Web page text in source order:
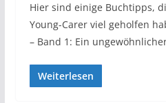
Hier sind einige Buchtipps,
Young-Carer viel geholfen
– Band 1: Ein
Weiterlesen